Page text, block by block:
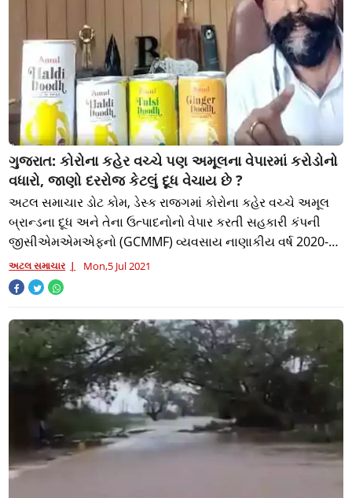
ગુજરાત: કોરોના કહેર વચ્ચે પણ અમૂલના વેપારમાં કરોડોનો
વધારો, જાણો દરરોજ કેટલું દૂધ વેચાય છે ?
અટલ સમાચાર ડોટ કોમ, ડેસ્ક રાજ્ગમાં કોરોના કહેર વચ્ચે અમૂલ
બ્રાન્ડના દૂધ અને તેના ઉત્પાદનોનો વેપાર કરતી સહકારી કંપની
જીસીએમએમએફનો (GCMMF) વ્યવસાય નાણાકીય વર્ષ 2020-
21માં 2 ટકા વધીને 3,9200 કરોડ રૂપિયા
અટલ સમાચાર Mon,5 Jul 2021